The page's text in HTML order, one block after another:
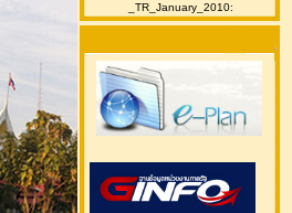
_TR_January_2010: